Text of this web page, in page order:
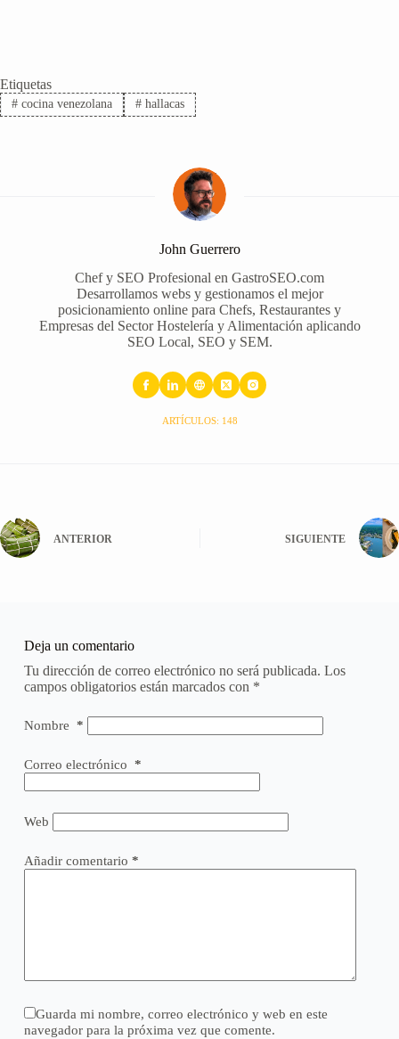
Etiquetas
#cocina venezolana #hallacas
John Guerrero
Chef y SEO Profesional en GastroSEO.com
Desarrollamos webs y gestionamos el mejor
posicionamiento online para Chefs, Restaurantes y
Empresas del Sector Hostelería y Alimentación aplicando
SEO Local, SEO y SEM.
ARTÍCULOS: 148
ANTERIOR SIGUIENTE
Deja un comentario
Tu dirección de correo electrónico no será publicada. Los
campos obligatorios están marcados con *
Nombre *
Correo electrónico *
Web
Añadir comentario *
Guarda mi nombre, correo electrónico y web en este
navegador para la próxima vez que comente.